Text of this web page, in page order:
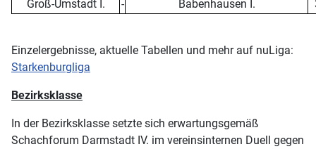
Groß-Umstadt I.
- Babenhausen I.
Einzelergebnisse, aktuelle Tabellen und mehr auf nuLiga:
Starkenburgliga
Bezirksklasse
In der Bezirksklasse setzte sich erwartungsgemäß
Schachforum Darmstadt IV. im vereinsinternen Duell gegen